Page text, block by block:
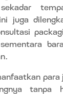
juga
para
tanpa